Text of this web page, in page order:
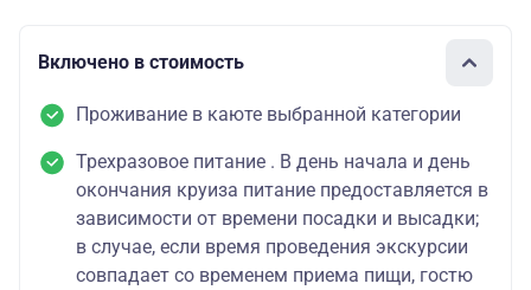
Включено в стоимость
Проживание в каюте выбранной категории
Трехразовое питание . В день начала и день
окончания круиза питание предоставляется в
зависимости от времени посадки и высадки;
в случае, если время проведения экскурсии
совпадает со временем приема пищи, гостю